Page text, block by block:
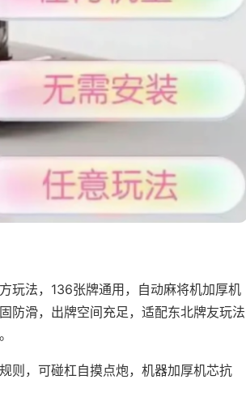
玩法，136张牌通用，自动麻将机加厚机
防滑，出牌空间充足，适配东北牌友玩法
则，可碰杠自摸点炮，机器加厚机芯抗